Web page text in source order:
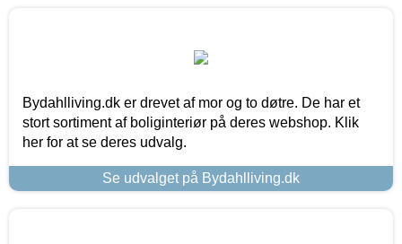
Bydahlliving.dk er drevet af mor og to døtre. De har et
stort sortiment af boliginteriør på deres webshop. Klik
her for at se deres udvalg.
Se udvalget på Bydahlliving.dk